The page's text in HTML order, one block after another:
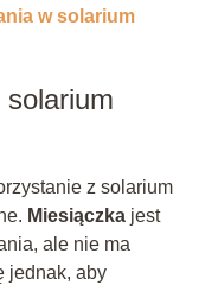
w solarium
z solarium
Miesiączkajest
ale nie ma
jednak, aby